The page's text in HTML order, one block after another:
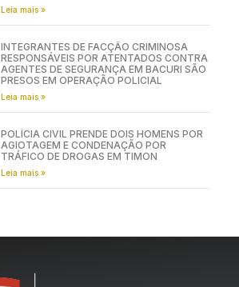
Leia mais »
INTEGRANTES DE FACÇÃO CRIMINOSA
RESPONSÁVEIS POR ATENTADOS CONTRA
AGENTES DE SEGURANÇA EM BACURI SÃO
PRESOS EM OPERAÇÃO POLICIAL
Leia mais »
POLÍCIA CIVIL PRENDE DOIS HOMENS POR
AGIOTAGEM E CONDENAÇÃO POR
TRÁFICO DE DROGAS EM TIMON
Leia mais »